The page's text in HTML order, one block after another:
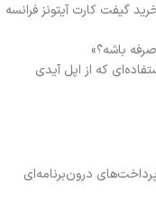
گیفت کارت آیتونز فرانسه
باشه؟»
که از اپل آیدی
درون‌برنامه‌ای